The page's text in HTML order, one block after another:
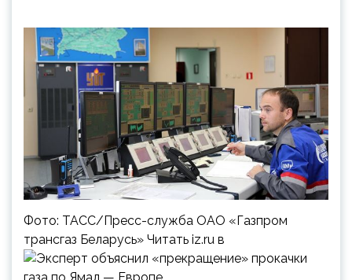
Фото: ТАСС/Пресс-служба ОАО «Газпром
трансгаз Беларусь» Читать iz.ru в